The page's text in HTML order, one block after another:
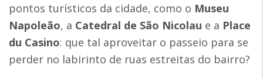
pontos turísticos da cidade, como o Museu
Napoleão, a Catedral de São Nicolau e a Place
du Casino: que tal aproveitar o passeio para se
perder no labirinto de ruas estreitas do bairro?